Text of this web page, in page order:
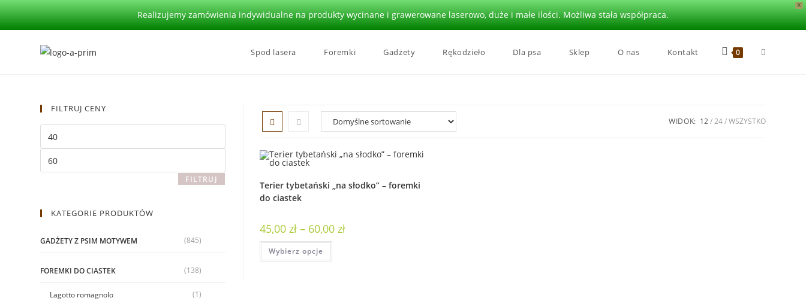
X
Realizujemy zamówienia indywidualne na produkty wycinane i grawerowane laserowo, duże i małe ilości. Możliwa stała współpraca.
Spod lasera Foremki Gadżety Rękodzieło Dla psa Sklep O nas Kontakt 0
WIDOK: 12 24 WSZYSTKO
Terier tybetański „na słodko” – foremki
do ciastek
45,00zł – 60,00zł
Wybierz opcje
FILTRUJ CENY
FILTRUJ
KATEGORIE PRODUKTÓW
GADŻETY Z PSIM MOTYWEM (845)
FOREMKI DO CIASTEK (138)
Lagotto romagnolo (1)